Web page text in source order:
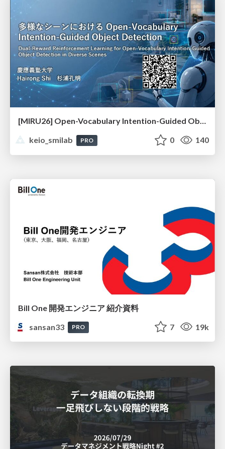
[MIRU26] Open-Vocabulary Intention-Guided Object Detection in Diverse Scenes
keio_smilab
PRO 0 140
Bill One 開発エンジニア 紹介資料
sansan33
PRO 7 19k